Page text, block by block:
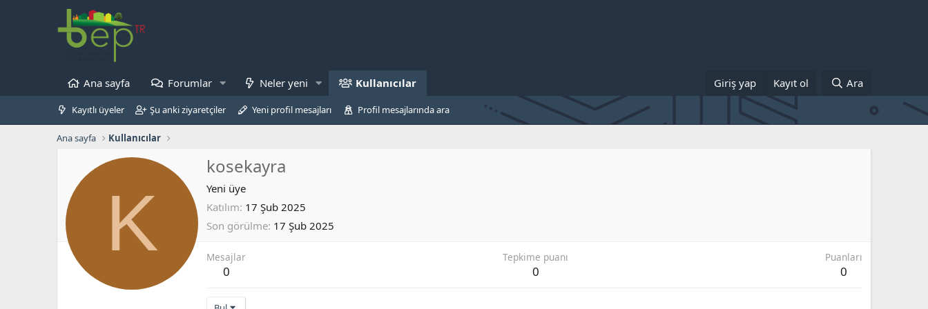
Ana sayfa Forumlar Neler yeni Kullanıcılar Giriş yap Kayıt ol Ara
Kayıtlı üyeler Şu anki ziyaretçiler Yeni profil mesajları Profil mesajlarında ara
Ana sayfa Kullanıcılar
K
kosekayra
Yeni üye
Katılım 17 Şub 2025
Son görülme 17 Şub 2025
Mesajlar
0
Tepkime puanı
0
Puanları
0